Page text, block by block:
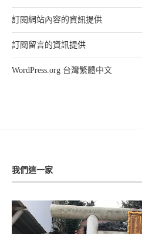
訂閱網站內容的資訊提供
訂閱留言的資訊提供
WordPress.org 台灣繁體中文
我們這一家